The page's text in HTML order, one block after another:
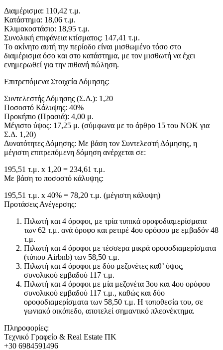
Διαμέρισμα: 110,42 τ.μ.
Κατάστημα: 18,06 τ.μ.
Κλιμακοστάσιο: 18,95 τ.μ.
Συνολική επιφάνεια κτίσματος: 147,41 τ.μ.
Το ακίνητο αυτή την περίοδο είναι μισθωμένο τόσο στο
διαμέρισμα όσο και στο κατάστημα, με τον μισθωτή να έχει
ενημερωθεί για την πιθανή πώληση.
Επιτρεπόμενα Στοιχεία Δόμησης:
Συντελεστής Δόμησης (Σ.Δ.): 1,20
Ποσοστό Κάλυψης: 40%
Προκήπιο (Πρασιά): 4,00 μ.
Μέγιστο ύψος: 17,25 μ. (σύμφωνα με το άρθρο 15 του ΝΟΚ για
Σ.Δ. 1,20)
Δυνατότητες Δόμησης: Με βάση τον Συντελεστή Δόμησης, η
μέγιστη επιτρεπόμενη δόμηση ανέρχεται σε:
195,51 τ.μ. x 1,20 = 234,61 τ.μ.
Με βάση το ποσοστό κάλυψης:
195,51 τ.μ. x 40% = 78,20 τ.μ. (μέγιστη κάλυψη)
Προτάσεις Ανέγερσης:
Πιλωτή και 4 όροφοι, με τρία τυπικά οροφοδιαμερίσματα
των 62 τ.μ. ανά όροφο και ρετιρέ 4ου ορόφου με εμβαδόν 48
τ.μ.
Πιλωτή και 4 όροφοι με τέσσερα μικρά οροφοδιαμερίσματα
(τύπου Airbnb) των 58,50 τ.μ.
Πιλωτή και 4 όροφοι με δύο μεζονέτες καθ’ ύψος,
συνολικού εμβαδού 117 τ.μ.
Πιλωτή και 4 όροφοι με μία μεζονέτα 3ου και 4ου ορόφου
συνολικού εμβαδού 117 τ.μ., καθώς και δύο
οροφοδιαμερίσματα των 58,50 τ.μ. Η τοποθεσία του, σε
γωνιακό οικόπεδο, αποτελεί σημαντικό πλεονέκτημα.
Πληροφορίες:
Τεχνικό Γραφείο & Real Estate ΠΚ
+30 6984591496